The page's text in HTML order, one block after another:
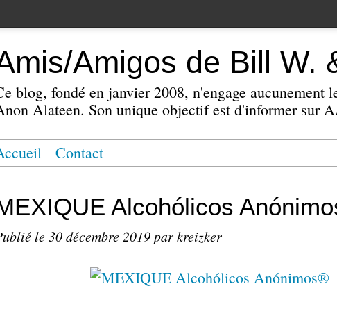
Amigos de Bill W.
blog, fondé en janvier 2008, n'engage
Alateen. Son unique objectif est d'informer sur
Contact
Alcohólicos
le 30 décembre 2019par kreizker